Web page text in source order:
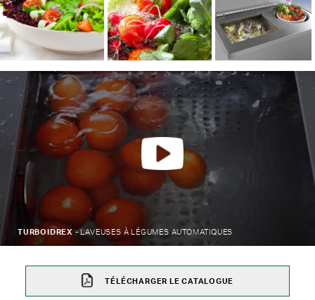
TÉLÉCHARGER LE CATALOGUE
TURBOIDREX -LAVEUSES À LÉGUMES AUTOMATIQUES